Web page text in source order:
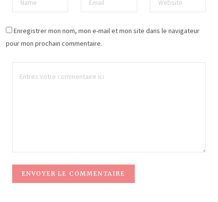
Enregistrer mon nom, mon e-mail et mon site dans le navigateur
pour mon prochain commentaire.